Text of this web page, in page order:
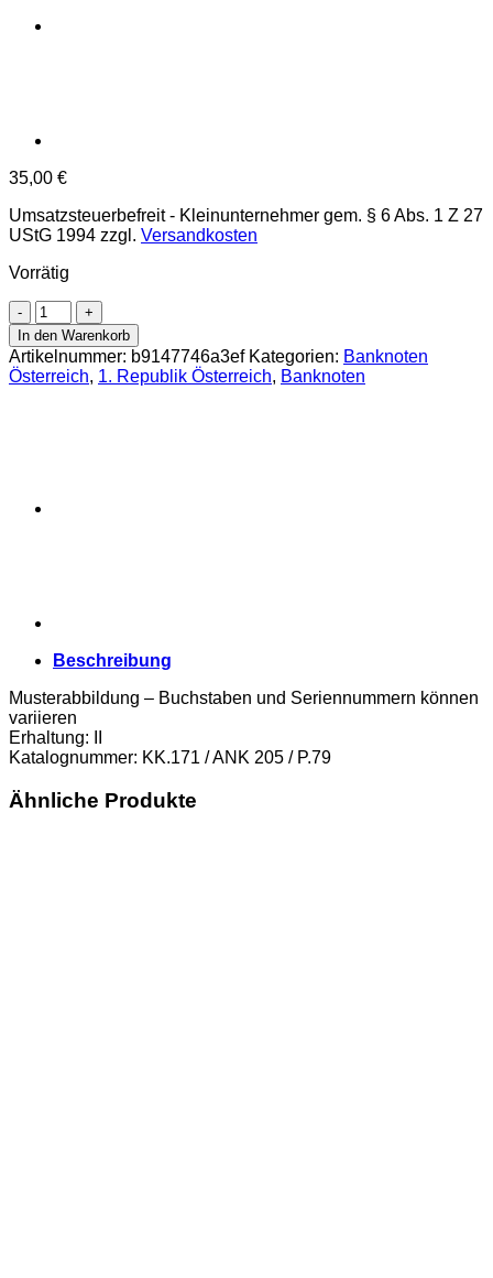
35,00 €
Umsatzsteuerbefreit - Kleinunternehmer gem. § 6 Abs. 1 Z 27
UStG 1994 zzgl. Versandkosten
Vorrätig
Österr.-
Ungarische
Bank
-
5000
d.
ANK
/
Erh.
II
Menge
In den Warenkorb
Artikelnummer: b9147746a3ef Kategorien: Banknoten
Österreich, 1. Republik Österreich, Banknoten
Beschreibung
Musterabbildung – Buchstaben und Seriennummern können
variieren
Erhaltung: II
Katalognummer: KK.171 / ANK 205 / P.79
Ähnliche Produkte